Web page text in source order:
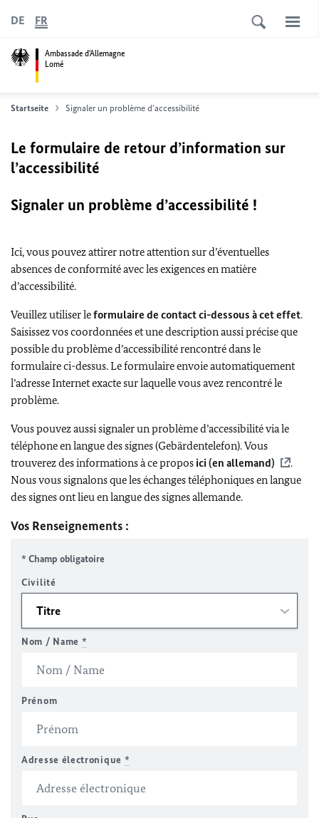
Ambassade d'Allemagne
Lomé
DE FR
Startseite Signaler un problème d'accessibilité
Le formulaire de retour d’information sur
l’accessibilité
Signaler un problème d’accessibilité !
Ici, vous pouvez attirer notre attention sur d’éventuelles
absences de conformité avec les exigences en matière
d’accessibilité.
Veuillez utiliser leformulaire de contact ci-dessous à cet effet.
Saisissez vos coordonnées et une description aussi précise que
possible du problème d’accessibilité rencontré dans le
formulaire ci-dessus. Le formulaire envoie automatiquement
l’adresse Internet exacte sur laquelle vous avez rencontré le
problème.
Vous pouvez aussi signaler un problème d’accessibilité via le
téléphone en langue des signes (Gebärdentelefon). Vous
trouverez des informations à ce propos ici (en allemand)
.
Nous vous signalons que les échanges téléphoniques en langue
des signes ont lieu en langue des signes allemande.
Vos Renseignements :
* Champ obligatoire
Civilité
Nom / Name *
Prénom
Adresse électronique *